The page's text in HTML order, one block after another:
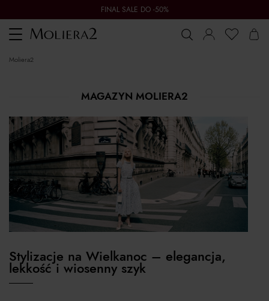
FINAL SALE DO -50%
Toggle
navigation
moliera2
MAGAZYN MOLIERA2
Stylizacje na Wielkanoc – elegancja,
lekkość i wiosenny szyk